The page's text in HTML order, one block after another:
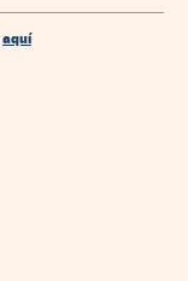
aquí